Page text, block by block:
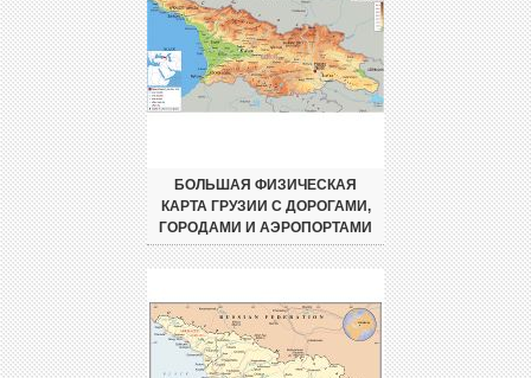
БОЛЬШАЯ ФИЗИЧЕСКАЯ
КАРТА ГРУЗИИ С ДОРОГАМИ,
ГОРОДАМИ И АЭРОПОРТАМИ